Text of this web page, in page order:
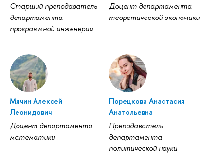
Старший преподаватель
департамента
программной инженерии
Доцент департамента
теоретической экономики
Мячин Алексей
Леонидович
Доцент департамента
математики
Порецкова Анастасия
Анатольевна
Преподаватель
департамента
политической науки